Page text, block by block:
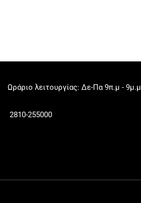
Ωράριο λειτουργίας: Δε-Πα 9π.μ - 9μ.μ
2810-255000